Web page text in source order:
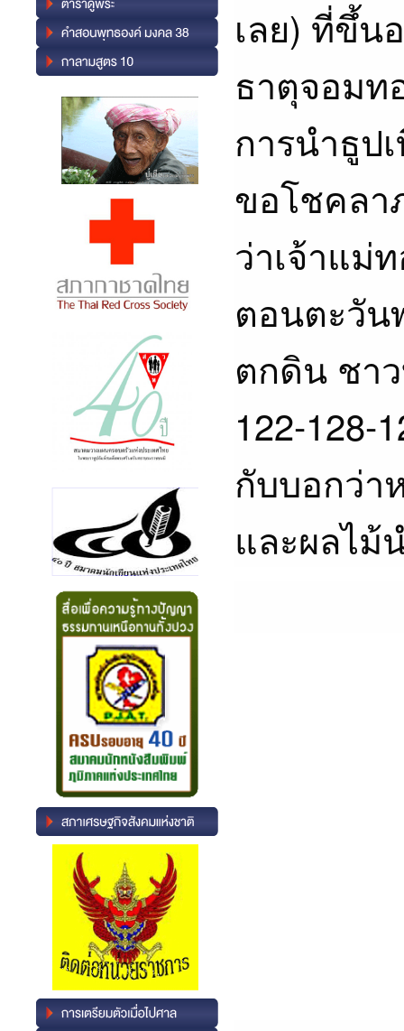
เลย) ที่ขึ้น
ธาตุจอมท
การนำธูป
ขอโชคลา
ว่าเจ้าแม่
ตอนตะวัน
ตกดิน ชา
122-128-
กับบอกว่า
และผลไม้